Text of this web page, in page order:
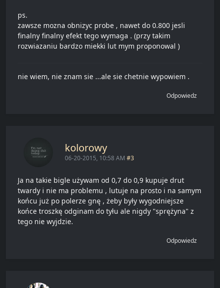
ps.
zawsze mozna obnizyc probe , nawet do 0.800 jesli
finalny finalny efekt tego wymaga . (przy takim
rozwiazaniu bardzo miekki lut mym proponowal )
nie wiem, nie znam sie ...ale sie chetnie wypowiem .
Odpowiedz
kolorowy
06-20-2015, 10:58 AM #3
Ja na takie bigle używam od 0,7 do 0,9 kupuje drut
twardy i nie ma problemu , lutuje na prosto i na samym
końcu już po polerze gnę , żeby były wygodniejsze
końce troszkę odginam do tyłu ale nigdy "sprężyna" z
tego nie wyjdzie.
Odpowiedz